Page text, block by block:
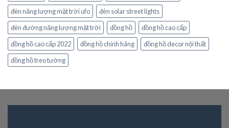
đèn năng lượng mặt trời ufo
đèn solar street lights
đèn đường năng lượng mặt trời
đồng hồ
đồng hồ cao cấp
đồng hồ cao cấp 2022
đồng hồ chính hãng
đồng hồ decor nội thất
đồng hồ treo tường